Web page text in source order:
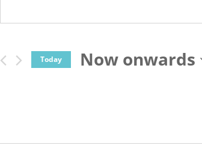
Today Now onwards